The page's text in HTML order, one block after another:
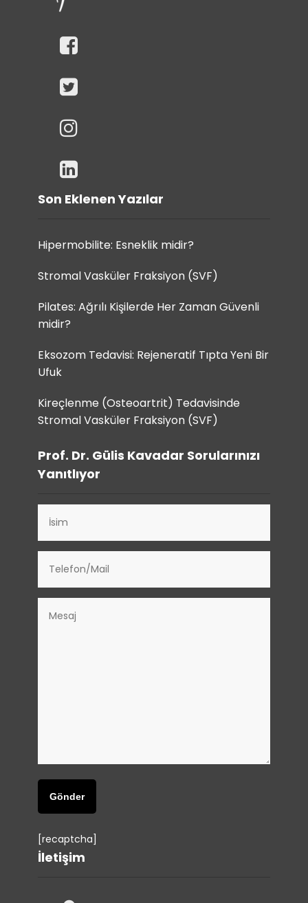
Son Eklenen Yazılar
Hipermobilite: Esneklik midir?
Stromal Vasküler Fraksiyon (SVF)
Pilates: Ağrılı Kişilerde Her Zaman Güvenli
midir?
Eksozom Tedavisi: Rejeneratif Tıpta Yeni Bir
Ufuk
Kireçlenme (Osteoartrit) Tedavisinde
Stromal Vasküler Fraksiyon (SVF)
Prof. Dr. Gülis Kavadar Sorularınızı
Yanıtlıyor
[recaptcha]
İletişim